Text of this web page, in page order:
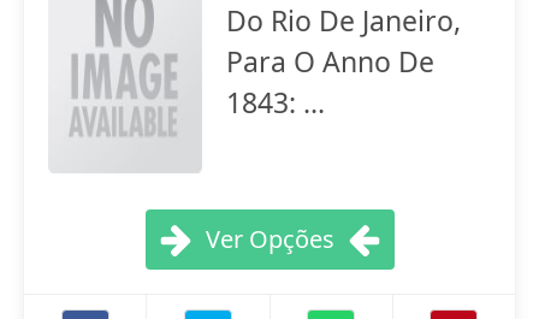
Do Rio De Janeiro,
Para O Anno De
1843: ...
Ver Opções